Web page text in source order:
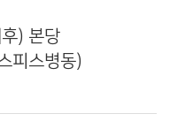
) 본당
피스병동)